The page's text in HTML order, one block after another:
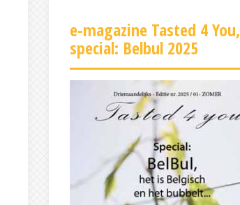
e-magazine Tasted 4 You,
special: Belbul 2025